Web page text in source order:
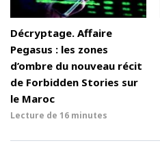
Décryptage. Affaire
Pegasus : les zones
d’ombre du nouveau récit
de Forbidden Stories sur
le Maroc
Lecture de 16 minutes